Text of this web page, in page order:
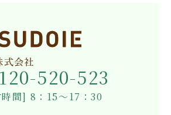
520-523
間] 8：15～17：30